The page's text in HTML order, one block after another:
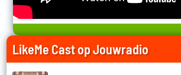
LikeMe Cast op Jouwradio